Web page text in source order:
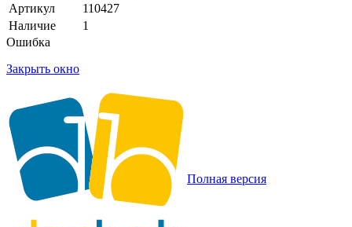
Артикул
110427
Наличие
1
Ошибка
Закрыть окно
Полная версия